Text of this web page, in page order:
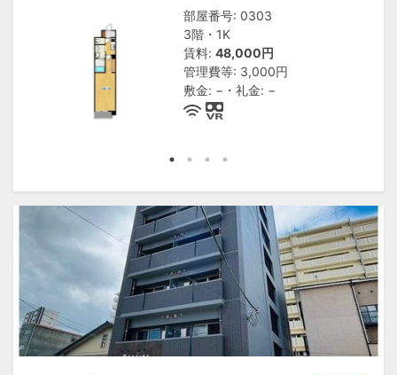
部屋番号: 0303
3階・1K
賃料: 48,000円
管理費等: 3,000円
敷金: −・礼金: −